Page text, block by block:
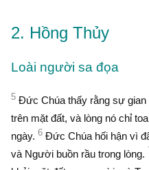
2. Hồng Thủy
Loài người sa đọa
5 Ðức Chúa thấy rằng sự
trên mặt đất, và lòng nó chỉ
ngày. 6 Ðức Chúa hối hận vì
và Người buồn rầu trong lòng.